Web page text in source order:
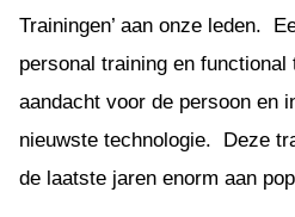
Trainingen’ aan onze leden.
personal training en functional
aandacht voor de persoon en
nieuwste technologie. Deze
de laatste jaren enorm aan